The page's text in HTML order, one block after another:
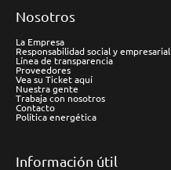
Nosotros
La Empresa
Responsabilidad social y empresarial
Línea de transparencia
Proveedores
Vea su Ticket aquí
Nuestra gente
Trabaja con nosotros
Contacto
Política energética
Información útil